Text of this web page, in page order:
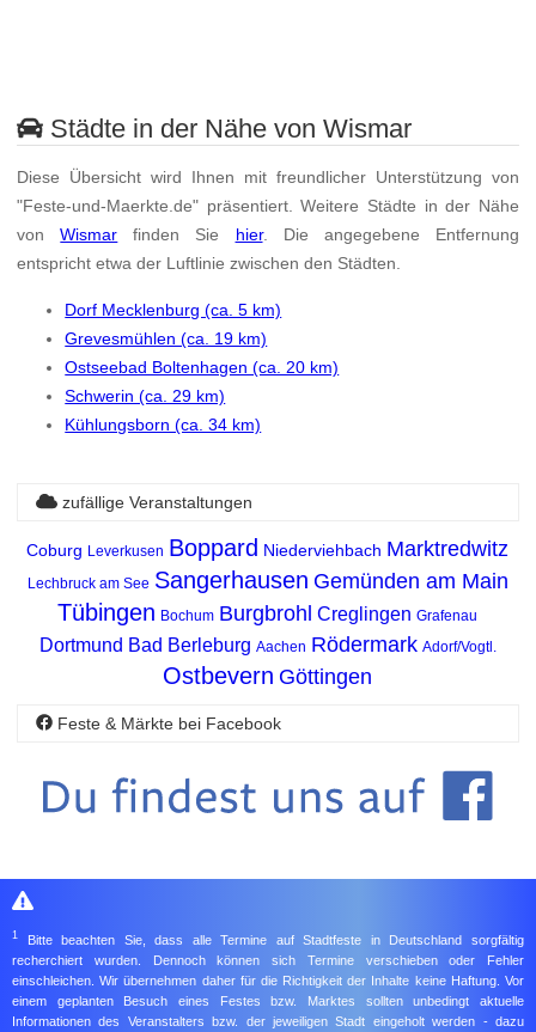
Städte in der Nähe von Wismar
Diese Übersicht wird Ihnen mit freundlicher Unterstützung von
"Feste-und-Maerkte.de" präsentiert. Weitere Städte in der Nähe
vonWismar finden Sie hier. Die angegebene Entfernung
entspricht etwa der Luftlinie zwischen den Städten.
Dorf Mecklenburg (ca. 5 km)
Grevesmühlen (ca. 19 km)
Ostseebad Boltenhagen (ca. 20 km)
Schwerin (ca. 29 km)
Kühlungsborn (ca. 34 km)
zufällige Veranstaltungen
Coburg Leverkusen Boppard Niederviehbach Marktredwitz
Lechbruck am See Sangerhausen Gemünden am Main
Tübingen Bochum Burgbrohl Creglingen Grafenau
Dortmund Bad Berleburg Aachen Rödermark Adorf/Vogtl.
Ostbevern Göttingen
Feste & Märkte bei Facebook
1 Bitte beachten Sie, dass alle Termine auf Stadtfeste in Deutschland sorgfältig
recherchiert wurden. Dennoch können sich Termine verschieben oder Fehler
einschleichen. Wir übernehmen daher für die Richtigkeit der Inhalte keine Haftung. Vor
einem geplanten Besuch eines Festes bzw. Marktes sollten unbedingt aktuelle
Informationen des Veranstalters bzw. der jeweiligen Stadt eingeholt werden - dazu